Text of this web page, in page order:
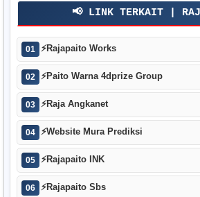
📢 LINK TERKAIT |
01 ⚡Rajapaito Works
02 ⚡Paito Warna 4dprize Group
03 ⚡Raja Angkanet
04 ⚡Website Mura Prediksi
05 ⚡Rajapaito INK
06 ⚡Rajapaito Sbs